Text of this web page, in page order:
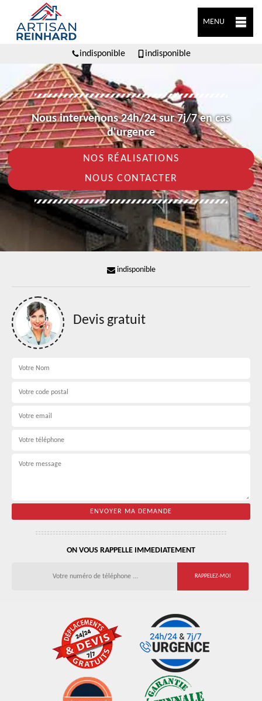
MENU
indisponible indisponible
Nous intervenons 24h/24 sur 7j/7 en cas
d'urgence
NOS RÉALISATIONS
NOUS CONTACTER
indisponible
Devis gratuit
ON VOUS RAPPELLE IMMEDIATEMENT